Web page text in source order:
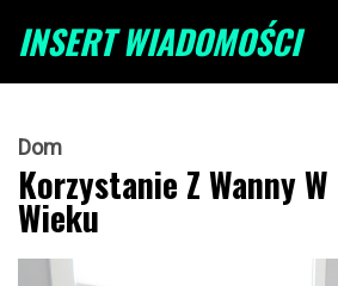
INSERT WIADOMOŚCI
Dom
Korzystanie Z Wanny W
Wieku